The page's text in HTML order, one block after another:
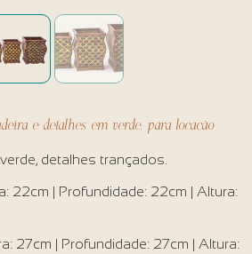
e detalhes em verde, para locação
detalhes trançados.
22cm | Profundidade: 22cm | Altura:
27cm | Profundidade: 27cm | Altura: